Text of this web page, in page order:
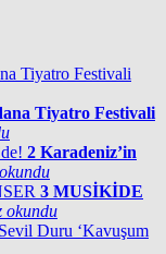
Tiyatro Festivali
2 Karadeniz’in
3 MUSİKİDE
okundu